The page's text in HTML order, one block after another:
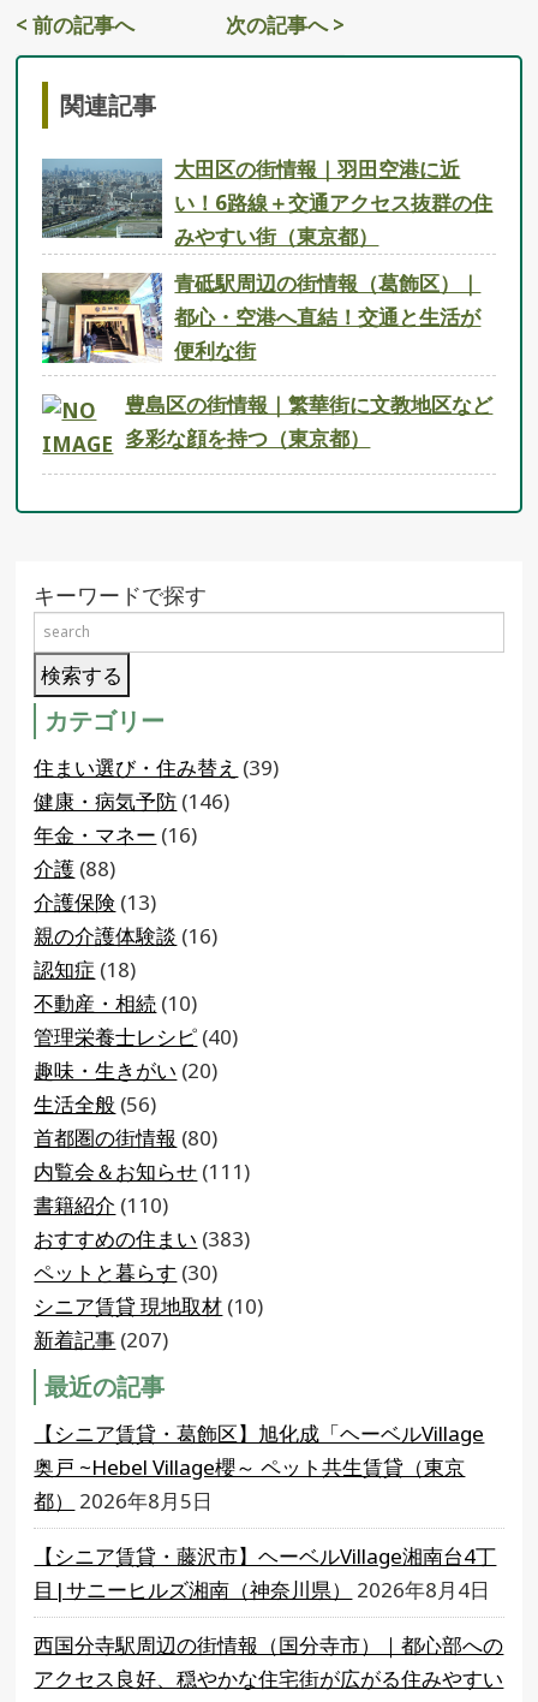
< 前の記事へ
次の記事へ >
関連記事
大田区の街情報｜羽田空港に近
い！6路線＋交通アクセス抜群の住
みやすい街（東京都）
青砥駅周辺の街情報（葛飾区）｜
都心・空港へ直結！交通と生活が
便利な街
豊島区の街情報｜繁華街に文教地区など
多彩な顔を持つ（東京都）
キーワードで探す
カテゴリー
住まい選び・住み替え (39)
健康・病気予防 (146)
年金・マネー (16)
介護 (88)
介護保険 (13)
親の介護体験談 (16)
認知症 (18)
不動産・相続 (10)
管理栄養士レシピ (40)
趣味・生きがい (20)
生活全般 (56)
首都圏の街情報 (80)
内覧会＆お知らせ (111)
書籍紹介 (110)
おすすめの住まい (383)
ペットと暮らす (30)
シニア賃貸 現地取材 (10)
新着記事 (207)
最近の記事
【シニア賃貸・葛飾区】旭化成「ヘーベルVillage
奥戸 ~Hebel Village櫻～ ペット共生賃貸（東京
都）
2026年8月5日
【シニア賃貸・藤沢市】ヘーベルVillage湘南台4丁
目|サニーヒルズ湘南（神奈川県）
2026年8月4日
西国分寺駅周辺の街情報（国分寺市）｜都心部への
アクセス良好、穏やかな住宅街が広がる住みやすい